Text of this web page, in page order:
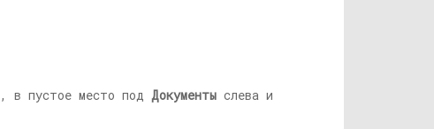
в пустое место под Документы слева и